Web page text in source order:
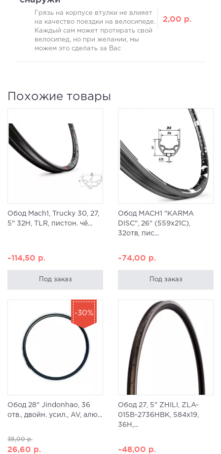
Грязь на корпусе втулки не влияет
на качество поездки на велосипеде.
Каждый сам может протирать свой
велосипед, но при желании, мы
можем это сделать за Вас
2,00 р.
Похожие товары
Обод Mach1, Trucky 30, 27,
5" 32H, TLR, пистон. чё...
~114,50 р.
Под заказ
Обод MACH1 "KARMA
DISC", 26" (559х21С),
32отв, пис...
~74,00 р.
Под заказ
Обод 28" Jindonhao, 36
отв., двойн. усил., AV, алю...
38,00р.
26,60 р.
-30%
Обод 27, 5" ZHILI, ZLA-
015B-2736HBK, 584x19,
36H,...
~48,00 р.